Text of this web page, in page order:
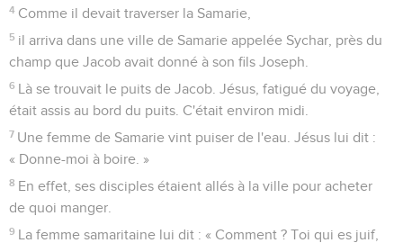
4 Comme il devait traverser la Samarie,
5 il arriva dans une ville de Samarie appelée Sychar, près du
champ que Jacob avait donné à son fils Joseph.
6 Là se trouvait le puits de Jacob. Jésus, fatigué du voyage,
était assis au bord du puits. C'était environ midi.
7 Une femme de Samarie vint puiser de l'eau. Jésus lui dit :
« Donne-moi à boire. »
8 En effet, ses disciples étaient allés à la ville pour acheter
de quoi manger.
9 La femme samaritaine lui dit : « Comment ? Toi qui es juif,